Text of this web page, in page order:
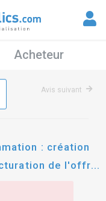
Acheteur
Avis suivant
: création
de l'offre
de vandoeuvre-